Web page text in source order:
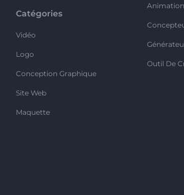
Catégories
Vidéo
Logo
Conception Graphique
Site Web
Maquette
Outil De